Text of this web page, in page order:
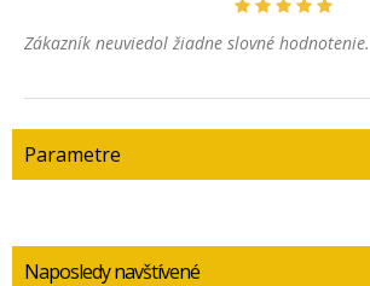
Zákazník neuviedol žiadne slovné hodnotenie.
Parametre
Naposledy navštívené